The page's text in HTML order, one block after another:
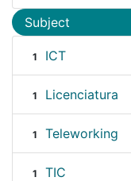
Subject
1 ICT
1 Licenciatura
1 Teleworking
1 TIC